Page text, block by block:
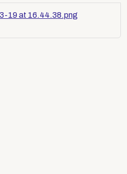
19 at 16.44.38.png